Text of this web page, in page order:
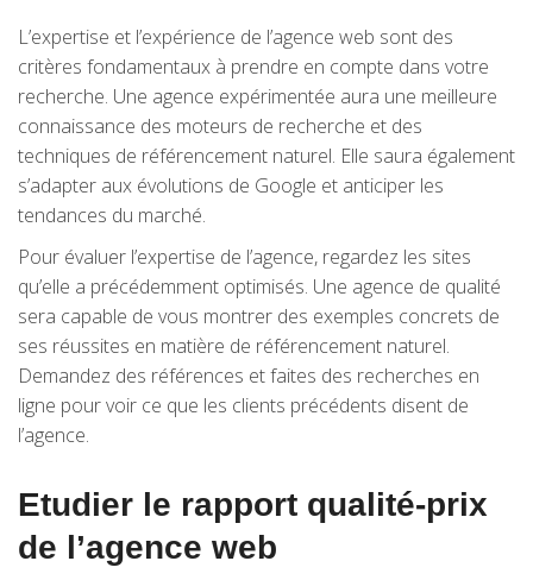
L’expertise et l’expérience de l’agence web sont des
critères fondamentaux à prendre en compte dans votre
recherche. Une agence expérimentée aura une meilleure
connaissance des moteurs de recherche et des
techniques de référencement naturel. Elle saura également
s’adapter aux évolutions de Google et anticiper les
tendances du marché.
Pour évaluer l’expertise de l’agence, regardez les sites
qu’elle a précédemment optimisés. Une agence de qualité
sera capable de vous montrer des exemples concrets de
ses réussites en matière de référencement naturel.
Demandez des références et faites des recherches en
ligne pour voir ce que les clients précédents disent de
l’agence.
Etudier le rapport qualité-prix
de l’agence web